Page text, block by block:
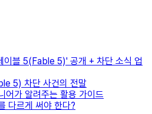
블 5(Fable 5)' 공개 + 차단 소식 업
5) 차단 사건의 전말
어가 알려주는 활용 가이드
다르게 써야 한다?